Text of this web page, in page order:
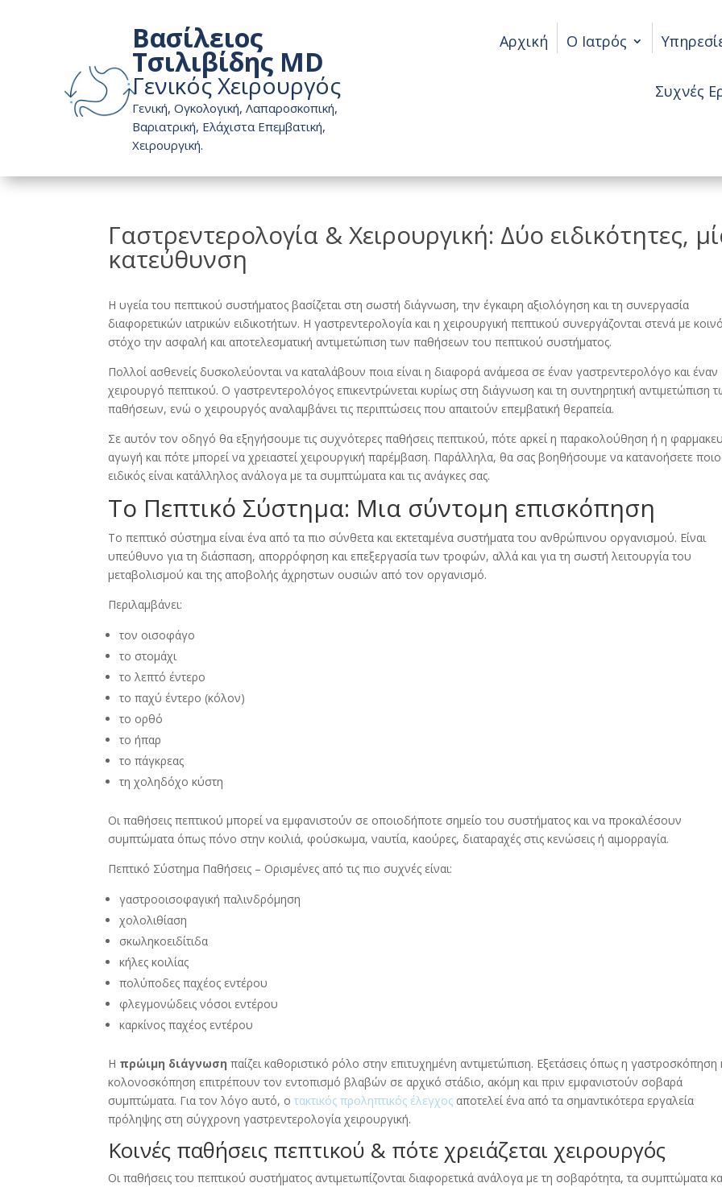
Βασίλειος
Τσιλιβίδης MD
Γενικός Χειρουργός
Γενική, Ογκολογική, Λαπαροσκοπική,
Βαριατρική, Ελάχιστα Επεμβατική,
Χειρουργική.
Αρχική Ο Ιατρός
Συχνές
Γαστρεντερολογία & Χειρουργική: Δύο ειδικότητες,
κατεύθυνση
Η υγεία του πεπτικού συστήματος βασίζεται στη σωστή διάγνωση, την έγκαιρη αξιολόγηση και τη συνεργασία
διαφορετικών ιατρικών ειδικοτήτων. Η γαστρεντερολογία και η χειρουργική πεπτικού συνεργάζονται στενά με κοινό
στόχο την ασφαλή και αποτελεσματική αντιμετώπιση των παθήσεων του πεπτικού συστήματος.
Πολλοί ασθενείς δυσκολεύονται να καταλάβουν ποια είναι η διαφορά ανάμεσα σε έναν γαστρεντερολόγο και έναν
χειρουργό πεπτικού. Ο γαστρεντερολόγος επικεντρώνεται κυρίως στη διάγνωση και τη συντηρητική αντιμετώπιση
παθήσεων, ενώ ο χειρουργός αναλαμβάνει τις περιπτώσεις που απαιτούν επεμβατική θεραπεία.
Σε αυτόν τον οδηγό θα εξηγήσουμε τις συχνότερες παθήσεις πεπτικού, πότε αρκεί η παρακολούθηση ή η
αγωγή και πότε μπορεί να χρειαστεί χειρουργική παρέμβαση. Παράλληλα, θα σας βοηθήσουμε να κατανοήσετε
ειδικός είναι κατάλληλος ανάλογα με τα συμπτώματα και τις ανάγκες σας.
Το Πεπτικό Σύστημα: Μια σύντομη επισκόπηση
Το πεπτικό σύστημα είναι ένα από τα πιο σύνθετα και εκτεταμένα συστήματα του ανθρώπινου οργανισμού. Είναι
υπεύθυνο για τη διάσπαση, απορρόφηση και επεξεργασία των τροφών, αλλά και για τη σωστή λειτουργία του
μεταβολισμού και της αποβολής άχρηστων ουσιών από τον οργανισμό.
Περιλαμβάνει:
τον οισοφάγο
το στομάχι
το λεπτό έντερο
το παχύ έντερο (κόλον)
το ορθό
το ήπαρ
το πάγκρεας
τη χοληδόχο κύστη
Οι παθήσεις πεπτικού μπορεί να εμφανιστούν σε οποιοδήποτε σημείο του συστήματος και να προκαλέσουν
συμπτώματα όπως πόνο στην κοιλιά, φούσκωμα, ναυτία, καούρες, διαταραχές στις κενώσεις ή αιμορραγία.
Πεπτικό Σύστημα Παθήσεις – Ορισμένες από τις πιο συχνές είναι:
γαστροοισοφαγική παλινδρόμηση
χολολιθίαση
σκωληκοειδίτιδα
κήλες κοιλίας
πολύποδες παχέος εντέρου
φλεγμονώδεις νόσοι εντέρου
καρκίνος παχέος εντέρου
Η πρώιμη διάγνωση παίζει καθοριστικό ρόλο στην επιτυχημένη αντιμετώπιση. Εξετάσεις όπως η γαστροσκόπηση
κολονοσκόπηση επιτρέπουν τον εντοπισμό βλαβών σε αρχικό στάδιο, ακόμη και πριν εμφανιστούν σοβαρά
συμπτώματα. Για τον λόγο αυτό, οτακτικός προληπτικός έλεγχος αποτελεί ένα από τα σημαντικότερα εργαλεία
πρόληψης στη σύγχρονη γαστρεντερολογία χειρουργική.
Κοινές παθήσεις πεπτικού & πότε χρειάζεται χειρουργός
Οι παθήσεις του πεπτικού συστήματος αντιμετωπίζονται διαφορετικά ανάλογα με τη σοβαρότητα, τα συμπτώματα